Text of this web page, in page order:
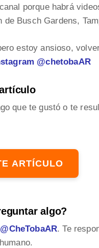
porque habrá
de Busch Gardens,
estoy ansioso,
@chetobaAR
que te gustó o te
ARTÍCULO
algo?
. Te